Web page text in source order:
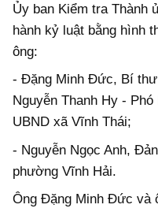
Ủy ban Kiểm tra Thành
hành kỷ luật bằng hình
ông:
- Đặng Minh Đức, Bí
Nguyễn Thanh Hy -
UBND xã Vĩnh Thái;
- Nguyễn Ngọc Anh,
phường Vĩnh Hải.
Ông Đặng Minh Đức và